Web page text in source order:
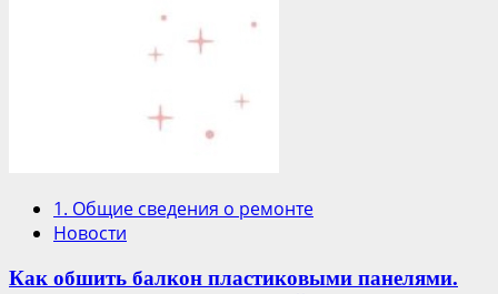
1. Общие сведения о ремонте
Новости
Как обшить балкон пластиковыми панелями.